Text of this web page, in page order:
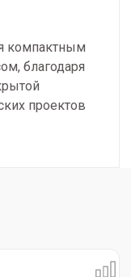
компактным
благодаря
проектов